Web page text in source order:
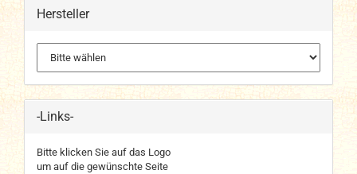
Hersteller
-Links-
Bitte klicken Sie auf das Logo
um auf die gewünschte Seite